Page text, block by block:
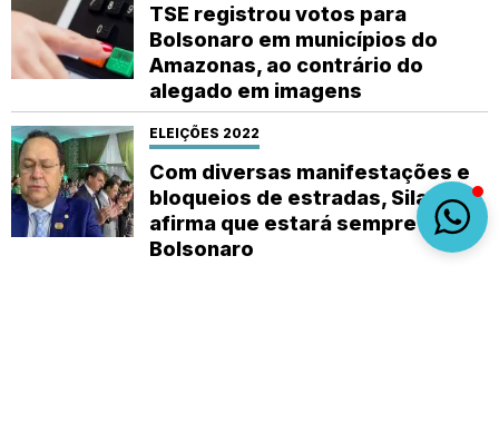
TSE registrou votos para
Bolsonaro em municípios do
Amazonas, ao contrário do
alegado em imagens
ELEIÇÕES 2022
Com diversas manifestações e
bloqueios de estradas, Silas
afirma que estará sempre com
Bolsonaro